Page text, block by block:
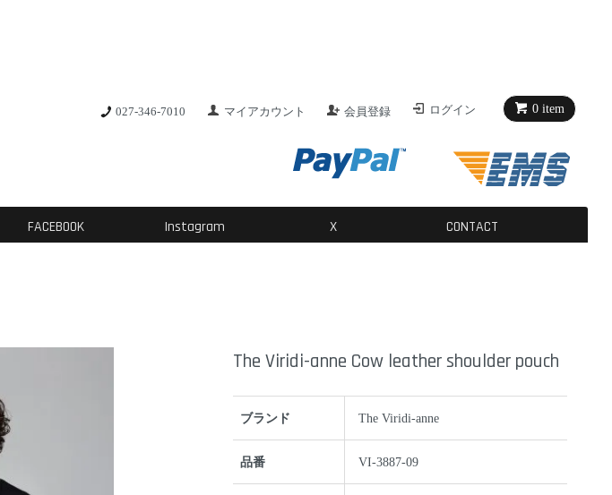
0 item
027-346-7010 マイアカウント 会員登録 ログイン
FACEBOOK Instagram X CONTACT
The Viridi-anne Cow leather shoulder pouch
ブランド The Viridi-anne
品番 VI-3887-09